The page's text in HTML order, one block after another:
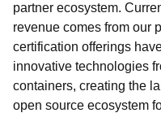
partner ecosystem.
revenue comes from our
certification offerings
innovative technologies
containers, creating the
open source ecosystem